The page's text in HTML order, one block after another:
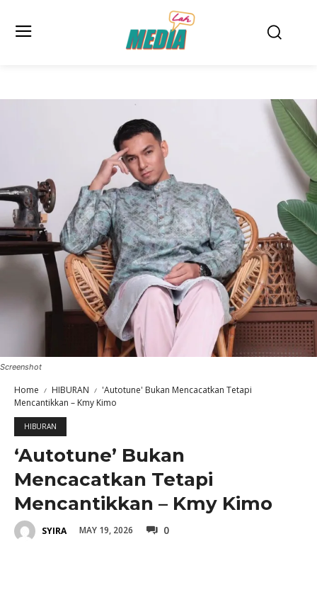
Screenshot
Home HIBURAN
'Autotune' Bukan Mencacatkan Tetapi
Mencantikkan – Kmy Kimo
HIBURAN
‘Autotune’ Bukan
Mencacatkan Tetapi
Mencantikkan – Kmy Kimo
SYIRA MAY 19, 2026 0